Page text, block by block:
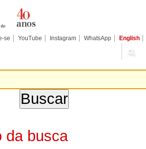
se YouTube Instagram WhatsApp English
da busca